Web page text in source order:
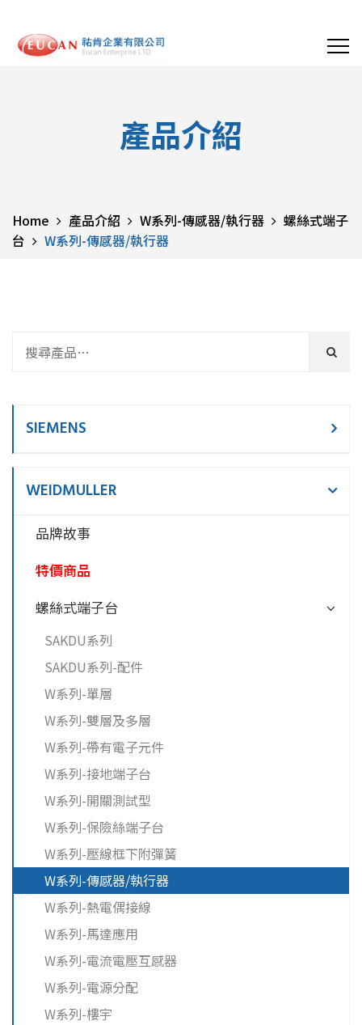
產品介紹
Home 產品介紹 W系列-傳感器/執行器
螺絲式端子
台
W系列-傳感器/執行器
SIEMENS
WEIDMULLER
品牌故事
特價商品
螺絲式端子台
SAKDU系列
SAKDU系列-配件
W系列-單層
W系列-雙層及多層
W系列-帶有電子元件
W系列-接地端子台
W系列-開關測試型
W系列-保險絲端子台
W系列-壓線框下附彈簧
W系列-傳感器/執行器
W系列-熱電偶接線
W系列-馬達應用
W系列-電流電壓互感器
W系列-電源分配
W系列-樓宇